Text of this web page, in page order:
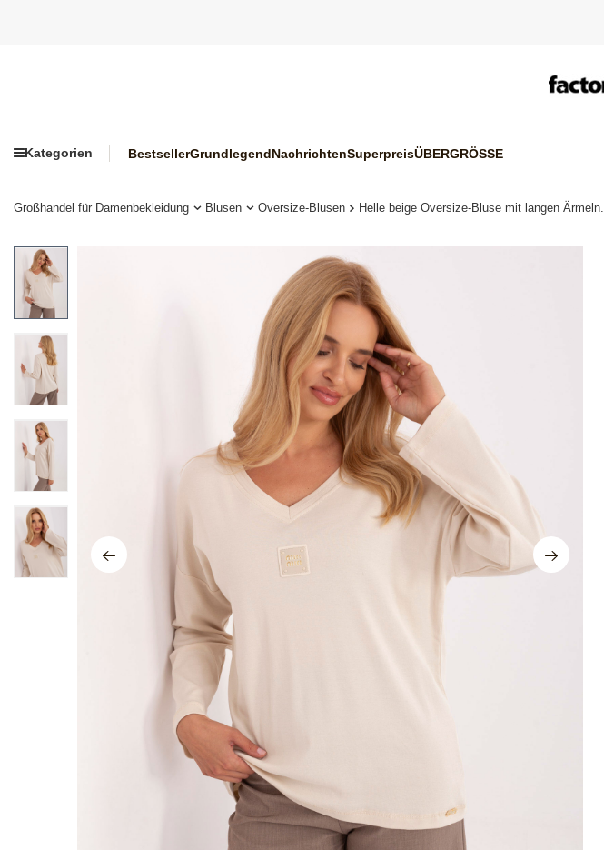
Kategorien BestsellerGrundlegendNachrichtenSuperpreisÜBERGRÖSSE
Großhandel für Damenbekleidung Blusen Oversize-Blusen Helle beige Oversize-Bluse mit langen Ärmeln.